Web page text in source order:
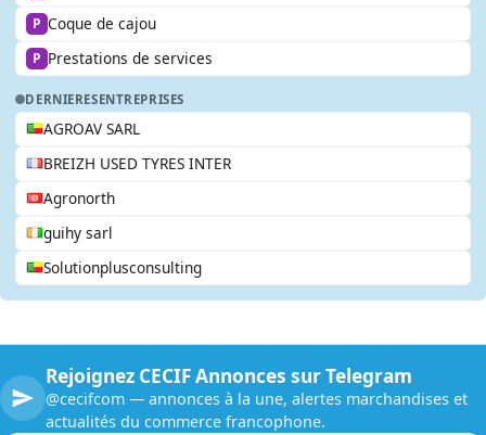
P Coque de cajou
P Prestations de services
DERNIERESENTREPRISES
AGROAV SARL
BREIZH USED TYRES INTER
Agronorth
guihy sarl
Solutionplusconsulting
Rejoignez CECIF Annonces sur Telegram
@cecifcom — annonces à la une, alertes marchandises et
actualités du commerce francophone.